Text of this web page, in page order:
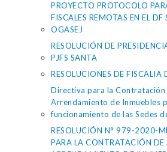
PROYECTO PROTOCOLO
FISCALES REMOTAS EN EL DF
OGASEJ
RESOLUCIÓN DE
PJFS SANTA
RESOLUCIONES DE FISCALIA
Directiva para la Contratación
Arrendamiento de Inmuebles
funcionamiento de las Sedes
RESOLUCIÓN N° 979-2020-
PARA LA CONTRATACIÓN DE